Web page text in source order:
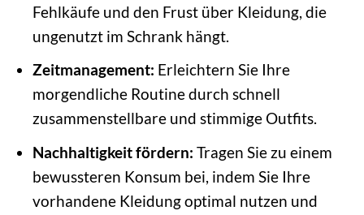
Fehlkäufe und den Frust über Kleidung, die
ungenutzt im Schrank hängt.
Zeitmanagement: Erleichtern Sie Ihre
morgendliche Routine durch schnell
zusammenstellbare und stimmige Outfits.
Nachhaltigkeit fördern: Tragen Sie zu einem
bewussteren Konsum bei, indem Sie Ihre
vorhandene Kleidung optimal nutzen und